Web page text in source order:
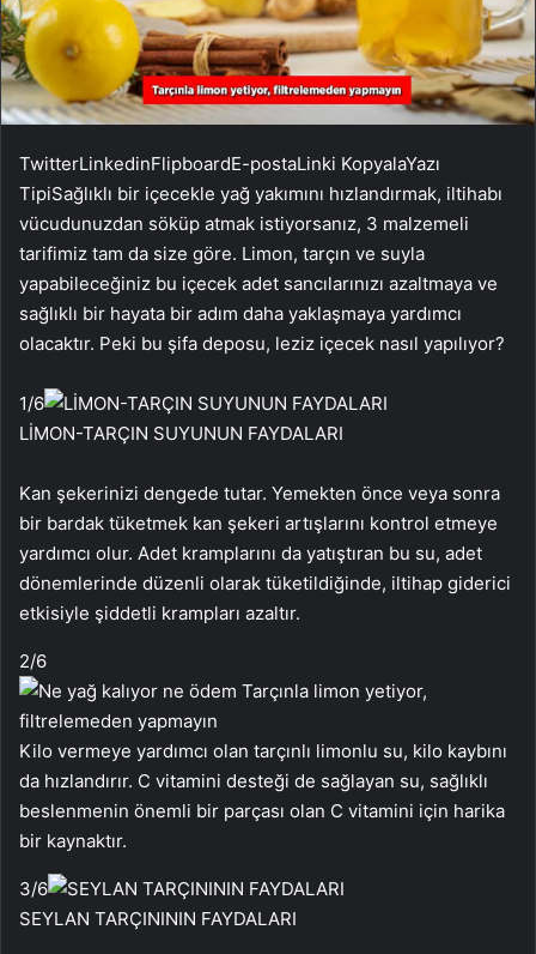
TwitterLinkedinFlipboardE-postaLinki KopyalaYazı
TipiSağlıklı bir içecekle yağ yakımını hızlandırmak, iltihabı
vücudunuzdan söküp atmak istiyorsanız, 3 malzemeli
tarifimiz tam da size göre. Limon, tarçın ve suyla
yapabileceğiniz bu içecek adet sancılarınızı azaltmaya ve
sağlıklı bir hayata bir adım daha yaklaşmaya yardımcı
olacaktır. Peki bu şifa deposu, leziz içecek nasıl yapılıyor?
1/6
LİMON-TARÇIN SUYUNUN FAYDALARI
Kan şekerinizi dengede tutar. Yemekten önce veya sonra
bir bardak tüketmek kan şekeri artışlarını kontrol etmeye
yardımcı olur. Adet kramplarını da yatıştıran bu su, adet
dönemlerinde düzenli olarak tüketildiğinde, iltihap giderici
etkisiyle şiddetli krampları azaltır.
2/6
Kilo vermeye yardımcı olan tarçınlı limonlu su, kilo kaybını
da hızlandırır. C vitamini desteği de sağlayan su, sağlıklı
beslenmenin önemli bir parçası olan C vitamini için harika
bir kaynaktır.
3/6
SEYLAN TARÇINININ FAYDALARI